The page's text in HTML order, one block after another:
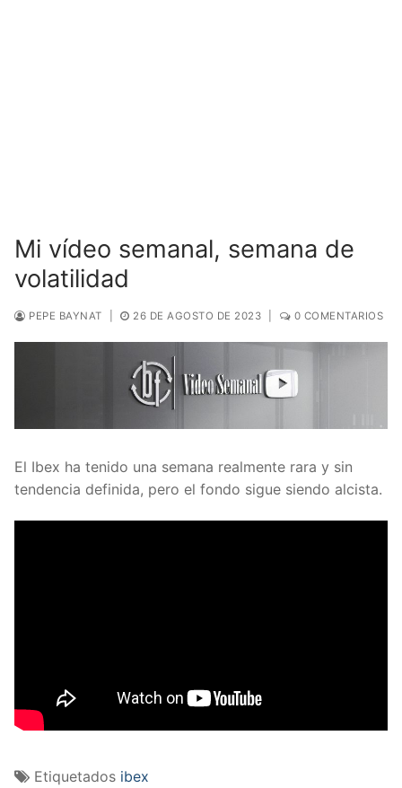
Mi vídeo semanal, semana de
volatilidad
PEPE BAYNAT 26 DE AGOSTO DE 2023 0 COMENTARIOS
El Ibex ha tenido una semana realmente rara y sin
tendencia definida, pero el fondo sigue siendo alcista.
Etiquetados ibex